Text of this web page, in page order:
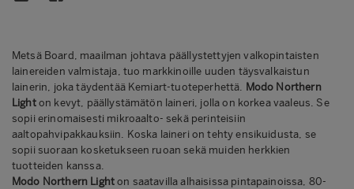
Metsä Board, maailman johtava päällystettyjen valkopintaisten
lainereiden valmistaja, tuo markkinoille uuden täysvalkaistun
lainerin, joka täydentää Kemiart-tuoteperhettä. Modo Northern
Lighton kevyt, päällystämätön laineri, jolla on korkea vaaleus. Se
sopii erinomaisesti mikroaalto- sekä perinteisiin
aaltopahvipakkauksiin. Koska laineri on tehty ensikuidusta, se
sopii suoraan kosketukseen ruoan sekä muiden herkkien
tuotteiden kanssa.
Modo Northern Lighton saatavilla alhaisissa pintapainoissa, 80-